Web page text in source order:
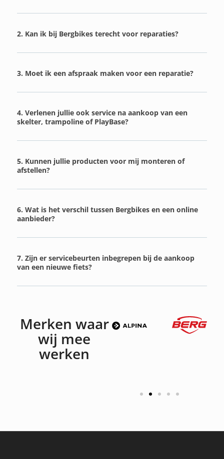
2. Kan ik bij Bergbikes terecht voor reparaties?
3. Moet ik een afspraak maken voor een reparatie?
4. Verlenen jullie ook service na aankoop van een
skelter, trampoline of PlayBase?
5. Kunnen jullie producten voor mij monteren of
afstellen?
6. Wat is het verschil tussen Bergbikes en een online
aanbieder?
7. Zijn er servicebeurten inbegrepen bij de aankoop
van een nieuwe fiets?
Merken waar
wij mee
werken